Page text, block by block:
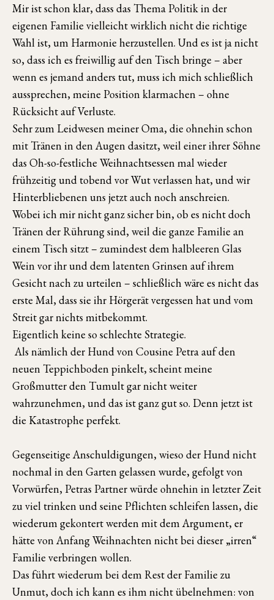
Mir ist schon klar, dass das Thema Politik in der
eigenen Familie vielleicht wirklich nicht die richtige
Wahl ist, um Harmonie herzustellen. Und es ist ja nicht
so, dass ich es freiwillig auf den Tisch bringe – aber
wenn es jemand anders tut, muss ich mich schließlich
aussprechen, meine Position klarmachen – ohne
Rücksicht auf Verluste.
Sehr zum Leidwesen meiner Oma, die ohnehin schon
mit Tränen in den Augen dasitzt, weil einer ihrer Söhne
das Oh-so-festliche Weihnachtsessen mal wieder
frühzeitig und tobend vor Wut verlassen hat, und wir
Hinterbliebenen uns jetzt auch noch anschreien.
Wobei ich mir nicht ganz sicher bin, ob es nicht doch
Tränen der Rührung sind, weil die ganze Familie an
einem Tisch sitzt – zumindest dem halbleeren Glas
Wein vor ihr und dem latenten Grinsen auf ihrem
Gesicht nach zu urteilen – schließlich wäre es nicht das
erste Mal, dass sie ihr Hörgerät vergessen hat und vom
Streit gar nichts mitbekommt.
Eigentlich keine so schlechte Strategie.
Als nämlich der Hund von Cousine Petra auf den
neuen Teppichboden pinkelt, scheint meine
Großmutter den Tumult gar nicht weiter
wahrzunehmen, und das ist ganz gut so. Denn jetzt ist
die Katastrophe perfekt.
Gegenseitige Anschuldigungen, wieso der Hund nicht
nochmal in den Garten gelassen wurde, gefolgt von
Vorwürfen, Petras Partner würde ohnehin in letzter Zeit
zu viel trinken und seine Pflichten schleifen lassen, die
wiederum gekontert werden mit dem Argument, er
hätte von Anfang Weihnachten nicht bei dieser „irren“
Familie verbringen wollen.
Das führt wiederum bei dem Rest der Familie zu
Unmut, doch ich kann es ihm nicht übelnehmen: von